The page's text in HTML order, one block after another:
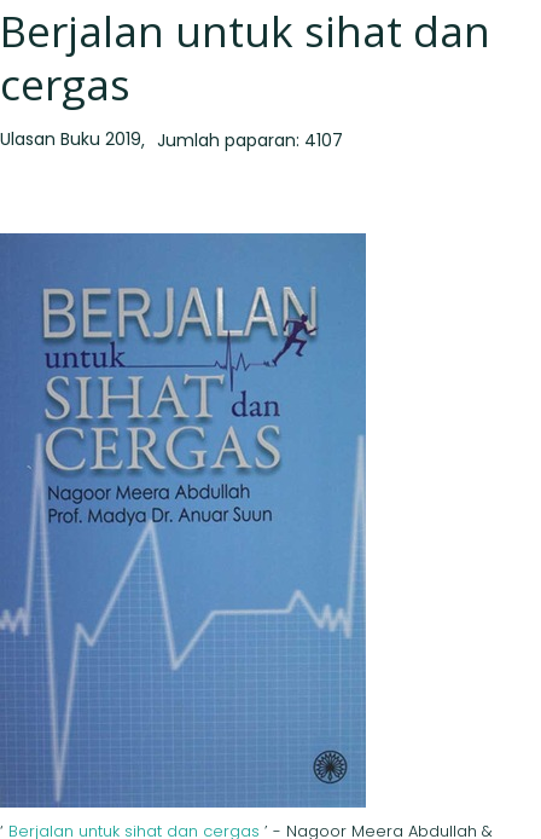
Berjalan untuk sihat dan
cergas
Ulasan Buku 2019 Jumlah paparan: 4107
‘ Berjalan untuk sihat dan cergas ’ - Nagoor Meera Abdullah &